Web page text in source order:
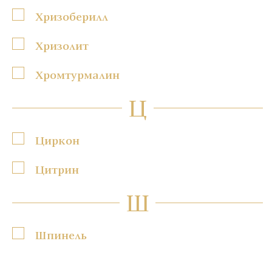
Хризоберилл
Хризолит
Хромтурмалин
Ц
Циркон
Цитрин
Ш
Шпинель